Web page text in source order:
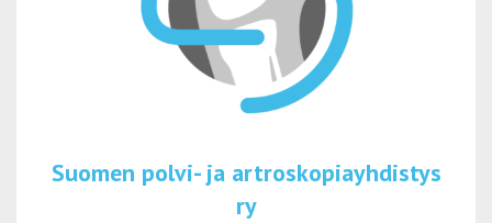
Suomen polvi- ja artroskopiayhdistys
ry